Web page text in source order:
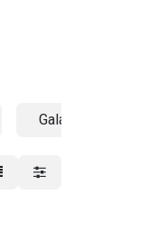
Galaxy A73 5G